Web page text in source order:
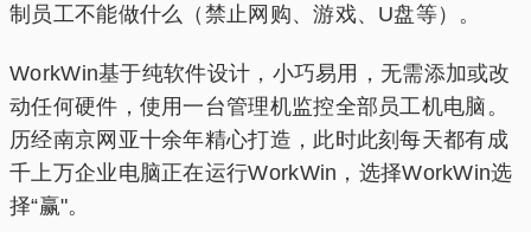
制员工不能做什么（禁止网购、游戏、U盘等）。
WorkWin基于纯软件设计，小巧易用，无需添加或改
动任何硬件，使用一台管理机监控全部员工机电脑。
历经南京网亚十余年精心打造，此时此刻每天都有成
千上万企业电脑正在运行WorkWin，选择WorkWin选
择“赢"。